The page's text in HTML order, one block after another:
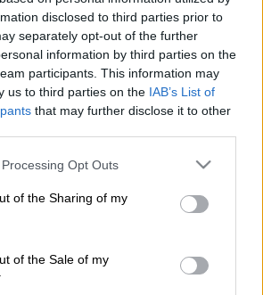
disclosed to third parties prior to
separately opt-out of the further
information by third parties on the
participants. This information may
us to third parties on the IAB’s List of
that may further disclose it to other
website/app uses one or more Google
or usage behaviour. You may click to
to Google and its third-party tags to
specified purposes in below Google
Opt Outs
of the Sharing of my
of the Sale of my
Πρέβεζας βρέθηκαν χθες
ένα θλιβερό θέαμα όταν
νεκρόδελφίνιπου είχε
Κοζάνη: 70χρονος
νεκρός μέσα στο